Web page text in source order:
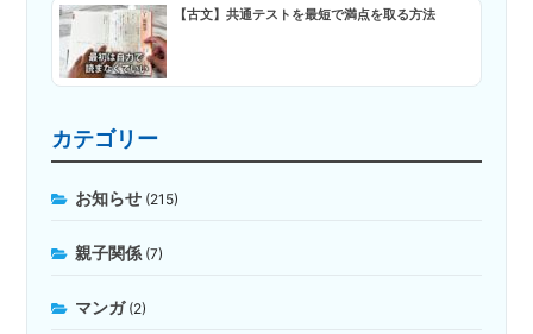
【古文】共通テストを最短で満点を取る方法
カテゴリー
お知らせ (215)
親子関係 (7)
マンガ(2)